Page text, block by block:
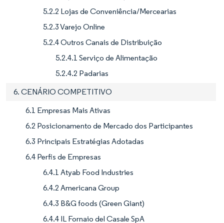
5.2.2 Lojas de Conveniência/Mercearias
5.2.3 Varejo Online
5.2.4 Outros Canais de Distribuição
5.2.4.1 Serviço de Alimentação
5.2.4.2 Padarias
6. CENÁRIO COMPETITIVO
6.1 Empresas Mais Ativas
6.2 Posicionamento de Mercado dos Participantes
6.3 Principais Estratégias Adotadas
6.4 Perfis de Empresas
6.4.1 Atyab Food Industries
6.4.2 Americana Group
6.4.3 B&G foods (Green Giant)
6.4.4 IL Fornaio del Casale SpA